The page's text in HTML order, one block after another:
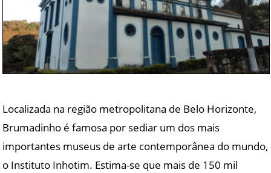
Localizada na região metropolitana de Belo Horizonte,
Brumadinho é famosa por sediar um dos mais
importantes museus de arte contemporânea do mundo,
o Instituto Inhotim. Estima-se que mais de 150 mil